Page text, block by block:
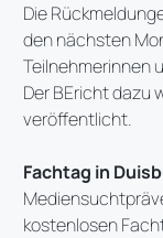
Die
den nächsten
Teilnehmerinnen
Der BEricht dazu
veröffentlicht.
Fachtag in
kostenlosen